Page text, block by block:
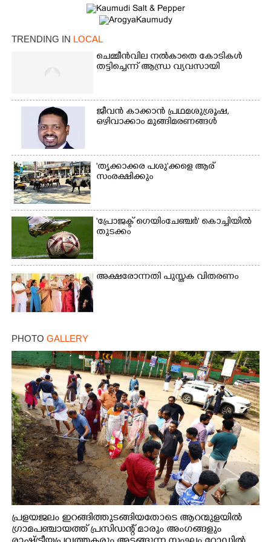
TRENDING IN LOCAL
ചെമ്മീൻവില നൽകാതെ കോടികൾ
തട്ടിച്ചെന്ന് ആന്ധ്ര വ്യവസായി
ജീവൻ കാക്കാൻ പ്രഥമശുശ്രൂഷ,
ഒഴിവാക്കാം മുങ്ങിമരണങ്ങൾ
'തൃക്കാക്കര പശു'ക്കളെ ആര്
സംരക്ഷിക്കും
'പ്രോജക്ട് ഗെയിംചേഞ്ചർ' കൊച്ചിയിൽ
തുടക്കം
അക്ഷരോന്നതി പുസ്തക വിതരണം
PHOTO GALLERY
പ്രളയജലം ഇറങ്ങിത്തുടങ്ങിയതോടെ ആറന്മുളയിൽ
ഗ്രാമപഞ്ചായത്ത് പ്രസിഡന്റ് മാരും അംഗങ്ങളും